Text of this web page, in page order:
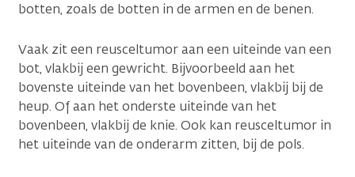
botten, zoals de botten in de armen en de benen.
Vaak zit een reusceltumor aan een uiteinde van een
bot, vlakbij een gewricht. Bijvoorbeeld aan het
bovenste uiteinde van het bovenbeen, vlakbij bij de
heup. Of aan het onderste uiteinde van het
bovenbeen, vlakbij de knie. Ook kan reusceltumor in
het uiteinde van de onderarm zitten, bij de pols.